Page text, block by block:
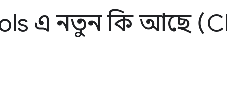
এ নতুন কি আছে